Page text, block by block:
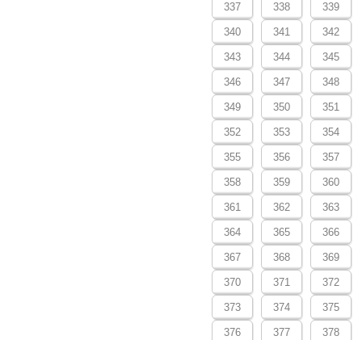
337 338 339
340 341 342
343 344 345
346 347 348
349 350 351
352 353 354
355 356 357
358 359 360
361 362 363
364 365 366
367 368 369
370 371 372
373 374 375
376 377 378